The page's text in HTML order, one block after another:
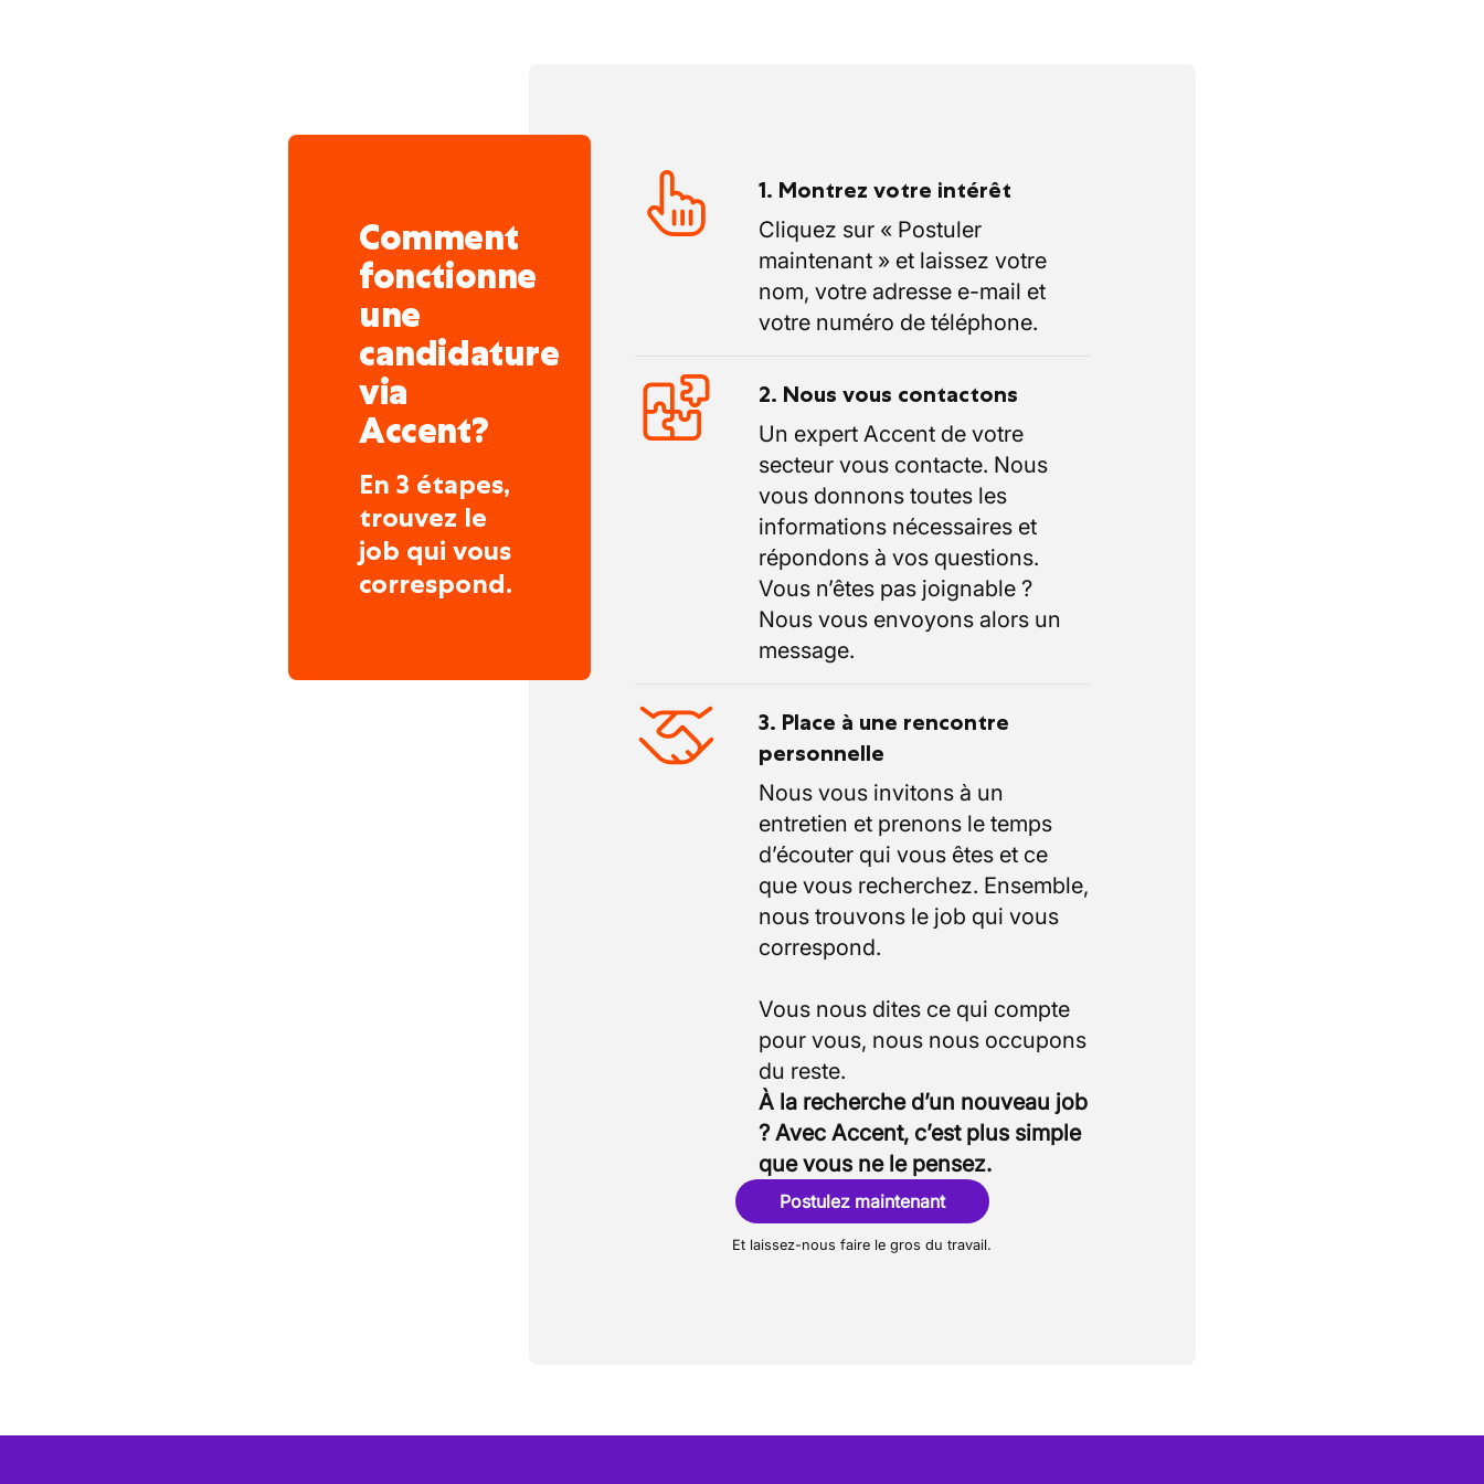
Entre Noël et le Nouvel An, vous profitez également d'environ 2
semaines de congé collectif. Une période où de nombreux
collègues choisissent consciemment de se détendre
complètement et de consacrer du temps à la famille et au repos.
En plus de vos congés ordinaires, vous recevez également des
jours de repos compensatoires. Ces jours-là, vous n'êtes pas
tenu de travailler sans devoir utiliser vos jours de congé légaux.
Comment
fonctionne
une
candidature
via
Accent?
En 3 étapes,
trouvez le
job qui vous
correspond.
1. Montrez votre intérêt
Cliquez sur « Postuler
maintenant » et laissez votre
nom, votre adresse e-mail et
votre numéro de téléphone.
2. Nous vous contactons
Un expert Accent de votre
secteur vous contacte. Nous
vous donnons toutes les
informations nécessaires et
répondons à vos questions.
Vous n’êtes pas joignable ?
Nous vous envoyons alors un
message.
3. Place à une rencontre
personnelle
Nous vous invitons à un
entretien et prenons le temps
d’écouter qui vous êtes et ce
que vous recherchez. Ensemble,
nous trouvons le job qui vous
correspond.
Vous nous dites ce qui compte
pour vous, nous nous occupons
À la recherche d’un nouveau job
? Avec Accent, c’est plus simple
que vous ne le pensez.
Postulez maintenant
Et laissez-nous faire le gros du travail.